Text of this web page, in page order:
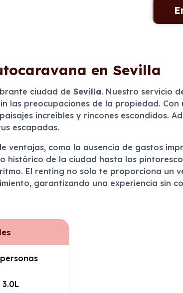
en Sevilla
ciudad de Sevilla. Nuestro servicio
las preocupaciones de la propiedad.
increíbles y rincones escondidos.
escapadas.
ventajas, como la ausencia de gastos
histórico de la ciudad hasta los
El renting no solo te proporciona un
garantizando una experiencia sin
3.0L